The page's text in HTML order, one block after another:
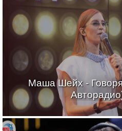
Маша Шейх -